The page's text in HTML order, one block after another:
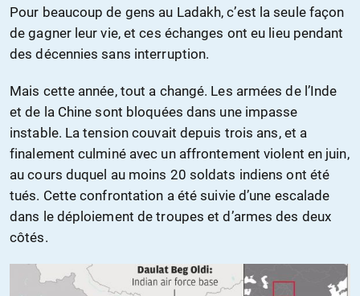
Pour beaucoup de gens au Ladakh, c’est la seule façon
de gagner leur vie, et ces échanges ont eu lieu pendant
des décennies sans interruption.
Mais cette année, tout a changé. Les armées de l’Inde
et de la Chine sont bloquées dans une impasse
instable. La tension couvait depuis trois ans, et a
finalement culminé avec un affrontement violent en juin,
au cours duquel au moins 20 soldats indiens ont été
tués. Cette confrontation a été suivie d’une escalade
dans le déploiement de troupes et d’armes des deux
côtés.